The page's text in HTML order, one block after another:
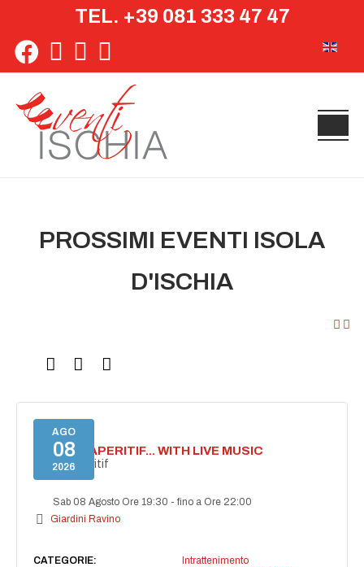
TEL. +39 081 333 47 47
PROSSIMI EVENTI ISOLA
D'ISCHIA
AGO
08
2026
SECRET APERITIF... WITH LIVE MUSIC
Secret aperitif
Sab 08 Agosto Ore 19:30 -fino a Ore 22:00
Giardini Ravino
CATEGORIE:
Intrattenimento